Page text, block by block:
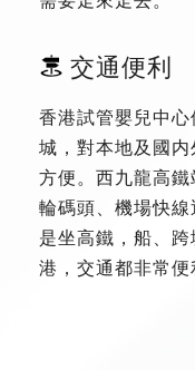
交通便利
香港試管嬰兒中
城，對本地及國内
方便。西九龍高
輪碼頭、機場快
是坐高鐵，船、
港，交通都非常便